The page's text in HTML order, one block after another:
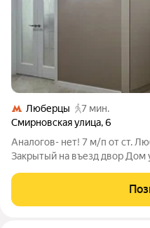
Люберцы
7 мин.
Смирновская улица,6
Аналогов- нет! 7 м/п от ст.
Закрытый на въезд двор Дом
Создавалась по дизайн-
у Все окна в тихий и зеленый